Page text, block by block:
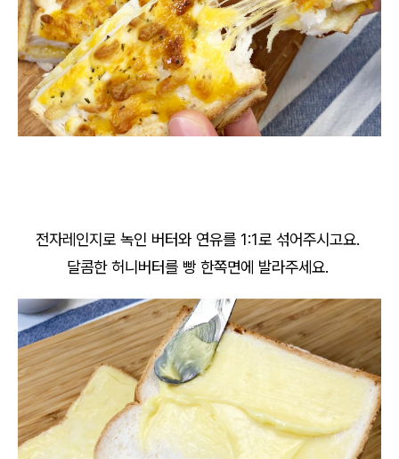
전자레인지로 녹인 버터와 연유를 1:1로 섞어주시고요.
달콤한 허니버터를 빵 한쪽면에 발라주세요.